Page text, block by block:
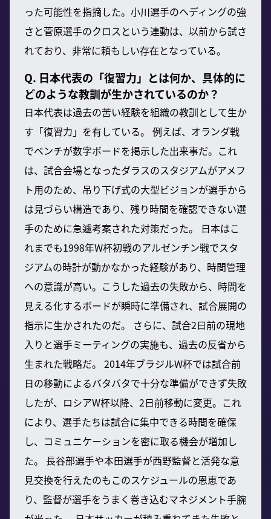
った可能性を指摘した。小川選手のヘディングの強
さと菅原選手のクロスという連動は、以前から試さ
れており、非常に頼もしい存在となっている。
Q. 日本代表の「復習力」とは何か、具体的に
どのような教訓が生かされているのか？
日本代表は過去の苦い経験を組織の教訓として生か
す「復習力」を有している。 例えば、オランダ戦
でベンチが数字ボードを掲示した出来事だ。これ
は、試合会場となったダラスのスタジアムがアメフ
ト用のため、吊り下げ式の大型ビジョンが選手から
は見づらい構造であり、残り時間を確認できない選
手のために急遽考案された対策だった。 日本はこ
れまでも1998年W杯初戦のアルゼンチン戦でスタ
ジアムの時計が動かなかった経験があり、時間管理
への意識が高い。こうした過去の失敗から、時間を
見える化するボードが瞬時に準備され、試合展開の
指示に生かされたのだ。 さらに、試合2日前の現地
入りと選手ミーティングの実施も、過去の反省から
生まれた戦略だ。 2014年ブラジルW杯では試合前
日の移動によるバタバタで十分な準備ができず失敗
したが、ロシアW杯以降、2日前移動に変更。これ
により、選手たちは試合に集中できる時間を確保
し、コミュニケーションを密に取る機会が増加し
た。 長谷部選手や本田選手が西野監督と活発な意
見交換を行えたのもこのスケジュールの恩恵であ
り、監督が選手をうまく巻き込むマネジメント手腕